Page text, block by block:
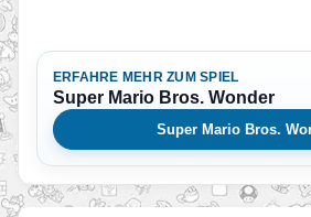
ERFAHRE MEHR ZUM SPIEL
Super Mario Bros. Wonder
Super Mario Bros.